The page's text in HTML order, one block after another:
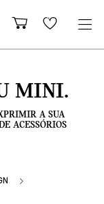
Carrinho
de
Wishlist
MINI.
A SUA
ACESSÓRIOS